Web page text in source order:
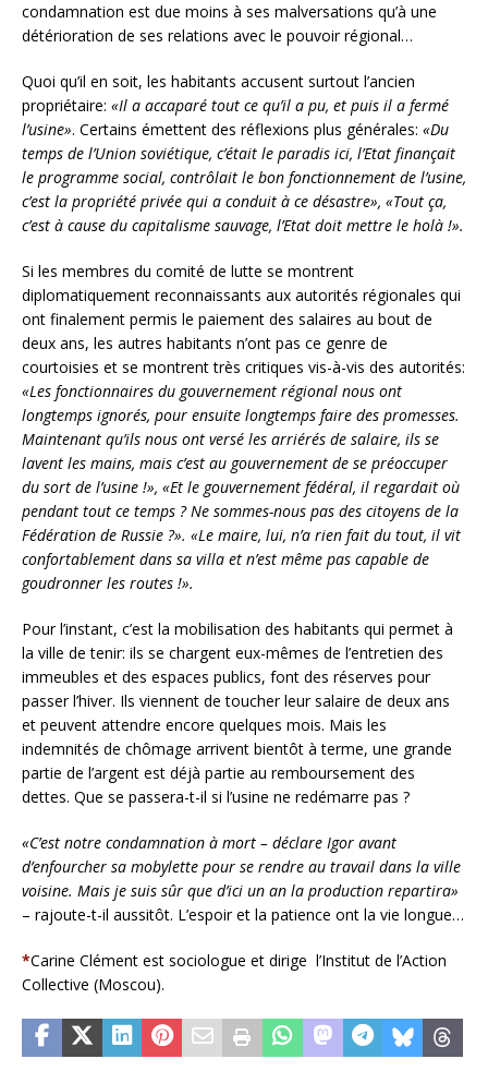
condamnation est due moins à ses malversations qu’à une
détérioration de ses relations avec le pouvoir régional…
Quoi qu’il en soit, les habitants accusent surtout l’ancien
propriétaire: «Il a accaparé tout ce qu’il a pu, et puis il a fermé
l’usine». Certains émettent des réflexions plus générales: «Du
temps de l’Union soviétique, c’était le paradis ici, l’Etat finançait
le programme social, contrôlait le bon fonctionnement de l’usine,
c’est la propriété privée qui a conduit à ce désastre», «Tout ça,
c’est à cause du capitalisme sauvage, l’Etat doit mettre le holà !».
Si les membres du comité de lutte se montrent
diplomatiquement reconnaissants aux autorités régionales qui
ont finalement permis le paiement des salaires au bout de
deux ans, les autres habitants n’ont pas ce genre de
courtoisies et se montrent très critiques vis-à-vis des autorités:
«Les fonctionnaires du gouvernement régional nous ont
longtemps ignorés, pour ensuite longtemps faire des promesses.
Maintenant qu’ils nous ont versé les arriérés de salaire, ils se
lavent les mains, mais c’est au gouvernement de se préoccuper
du sort de l’usine !», «Et le gouvernement fédéral, il regardait où
pendant tout ce temps ? Ne sommes-nous pas des citoyens de la
Fédération de Russie ?». «Le maire, lui, n’a rien fait du tout, il vit
confortablement dans sa villa et n’est même pas capable de
goudronner les routes !».
Pour l’instant, c’est la mobilisation des habitants qui permet à
la ville de tenir: ils se chargent eux-mêmes de l’entretien des
immeubles et des espaces publics, font des réserves pour
passer l’hiver. Ils viennent de toucher leur salaire de deux ans
et peuvent attendre encore quelques mois. Mais les
indemnités de chômage arrivent bientôt à terme, une grande
partie de l’argent est déjà partie au remboursement des
dettes. Que se passera-t-il si l’usine ne redémarre pas ?
«C’est notre condamnation à mort – déclare Igor avant
d’enfourcher sa mobylette pour se rendre au travail dans la ville
voisine. Mais je suis sûr que d’ici un an la production repartira»
– rajoute-t-il aussitôt. L’espoir et la patience ont la vie longue…
*Carine Clément est sociologue et dirige l’Institut de l’Action
Collective (Moscou).